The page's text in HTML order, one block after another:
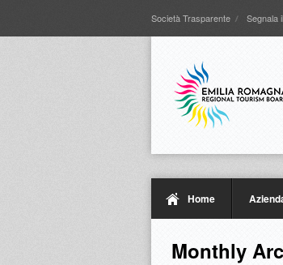
Società Trasparente Segnala
Home
Monthly